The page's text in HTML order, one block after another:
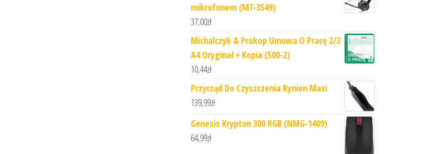
mikrofonem (MT-3549)
37,00zł
Michalczyk & Prokop Umowa O Pracę 2/3
A4 Oryginał + Kopia (500-2)
10,44zł
Przyrząd Do Czyszczenia Rynien Maxi
139,99zł
Genesis Krypton 300 RGB (NMG-1409)
64,99zł